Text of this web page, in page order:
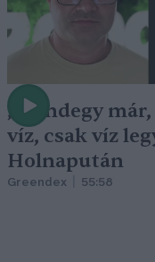
„Mindegy
víz, csak víz
Holnapután
Greendex 55:58